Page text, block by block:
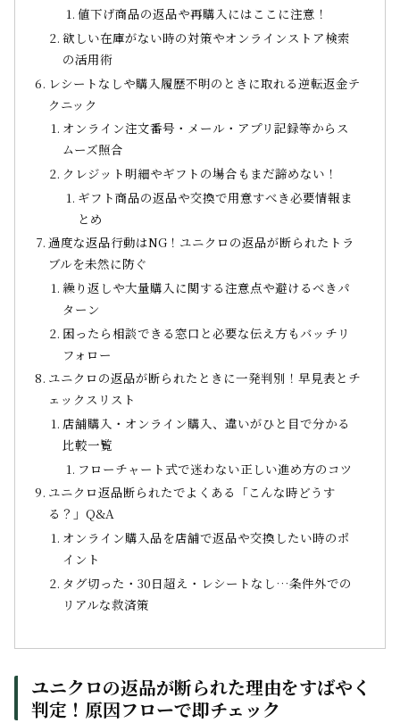
値下げ商品の返品や再購入にはここに注意！
欲しい在庫がない時の対策やオンラインストア検索
の活用術
レシートなしや購入履歴不明のときに取れる逆転返金テ
クニック
オンライン注文番号・メール・アプリ記録等からス
ムーズ照合
クレジット明細やギフトの場合もまだ諦めない！
ギフト商品の返品や交換で用意すべき必要情報ま
とめ
過度な返品行動はNG！ユニクロの返品が断られたトラ
ブルを未然に防ぐ
繰り返しや大量購入に関する注意点や避けるべきパ
ターン
困ったら相談できる窓口と必要な伝え方もバッチリ
フォロー
ユニクロの返品が断られたときに一発判別！早見表とチ
ェックスリスト
店舗購入・オンライン購入、違いがひと目で分かる
比較一覧
フローチャート式で迷わない正しい進め方のコツ
ユニクロ返品断られたでよくある「こんな時どうす
る？」Q&A
オンライン購入品を店舗で返品や交換したい時のポ
イント
タグ切った・30日超え・レシートなし…条件外での
リアルな救済策
ユニクロの返品が断られた理由をすばやく
判定！原因フローで即チェック